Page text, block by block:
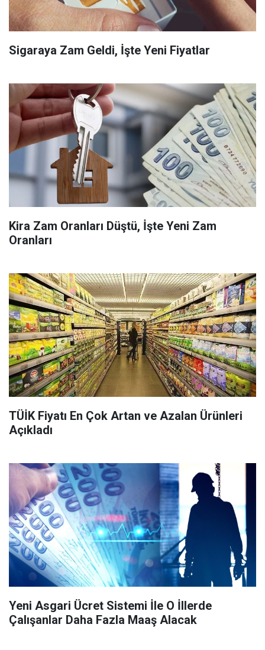
Sigaraya Zam Geldi, İşte Yeni Fiyatlar
Kira Zam Oranları Düştü, İşte Yeni Zam
Oranları
TÜİK Fiyatı En Çok Artan ve Azalan Ürünleri
Açıkladı
Yeni Asgari Ücret Sistemi İle O İllerde
Çalışanlar Daha Fazla Maaş Alacak